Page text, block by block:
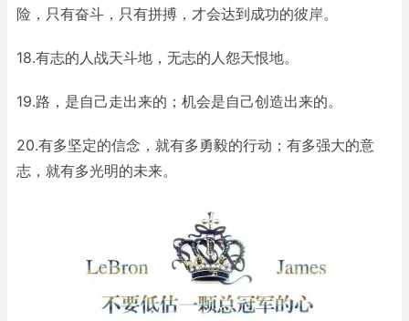
险，只有奋斗，只有拼搏，才会达到成功的彼岸。
18.有志的人战天斗地，无志的人怨天恨地。
19.路，是自己走出来的；机会是自己创造出来的。
20.有多坚定的信念，就有多勇毅的行动；有多强大的意
志，就有多光明的未来。